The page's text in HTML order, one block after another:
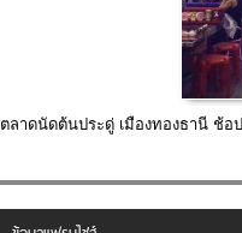
ตลาดนัดต้นประดู่ เมืองทองธานี ช้